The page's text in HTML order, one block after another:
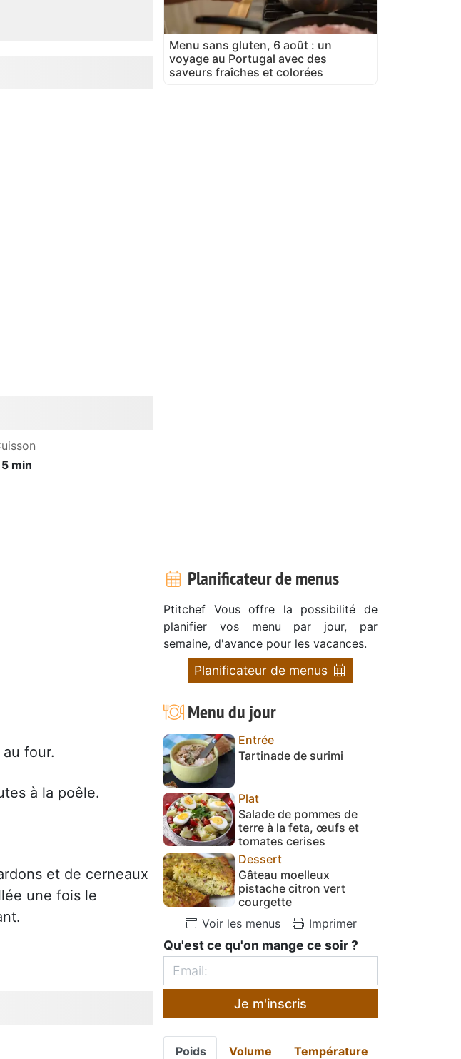
min
four.
à la poêle.
et de cerneaux
une fois le
Menu sans gluten, 6 août : un
voyage au Portugal avec des
saveurs fraîches et colorées
Planificateur de menus
Ptitchef Vous offre la possibilité de
planifier vos menu par jour, par
semaine, d'avance pour les vacances.
Planificateur de menus
Menu du jour
Entrée
Tartinade de surimi
Plat
Salade de pommes de
terre à la feta, œufs et
tomates cerises
Dessert
Gâteau moelleux
pistache citron vert
courgette
Voir les menus
Imprimer
Qu'est ce qu'on mange ce soir ?
Je m'inscris
Poids Volume Température